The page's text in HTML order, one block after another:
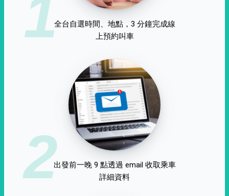
1全台自選時間、地點，3 分鐘完成線
上預約叫車
2出發前一晚 9 點透過 email 收取乘車
詳細資料